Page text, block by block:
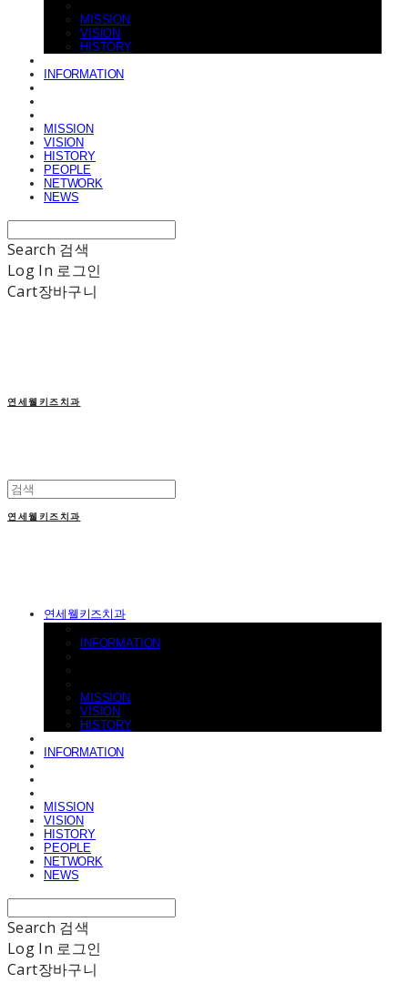
MISSION
VISION
HISTORY
INFORMATION
MISSION
VISION
HISTORY
PEOPLE
NETWORK
NEWS
Search 검색
Log In 로그인
Cart장바구니
연세웰키즈치과
연세웰키즈치과
연세웰키즈치과
INFORMATION
MISSION
VISION
HISTORY
INFORMATION
MISSION
VISION
HISTORY
PEOPLE
NETWORK
NEWS
Search 검색
Log In 로그인
Cart장바구니